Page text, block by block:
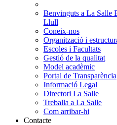
Benvinguts a La Salle
Llull
Coneix-nos
Organització i
Escoles i Facultats
Gestió de la qualitat
Model acadèmic
Portal de Transparència
Informació Legal
Directori La Salle
Treballa a La Salle
Com arribar-hi
Contacte